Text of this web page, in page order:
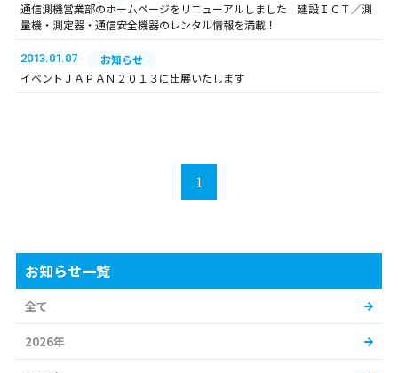
通信測機営業部のホームページをリニューアルしました 建設ＩＣＴ／測
量機・測定器・通信安全機器のレンタル情報を満載！
2013.01.07
お知らせ
イベントＪＡＰＡＮ２０１３に出展いたします
1
お知らせ一覧
全て
2026年